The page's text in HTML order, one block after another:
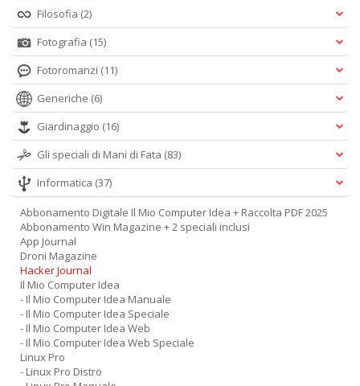
Filosofia (2)
Fotografia (15)
Fotoromanzi (11)
Generiche (6)
Giardinaggio (16)
Gli speciali di Mani di Fata (83)
Informatica (37)
Abbonamento Digitale Il Mio Computer Idea + Raccolta PDF 2025
Abbonamento Win Magazine + 2 speciali inclusi
App Journal
Droni Magazine
Hacker Journal
Il Mio Computer Idea
- Il Mio Computer Idea Manuale
- Il Mio Computer Idea Speciale
- Il Mio Computer Idea Web
- Il Mio Computer Idea Web Speciale
Linux Pro
- Linux Pro Distro